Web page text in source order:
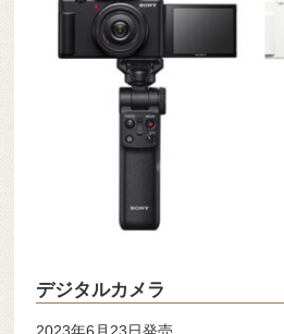
デジタルカメラ
2023年6月23日発売